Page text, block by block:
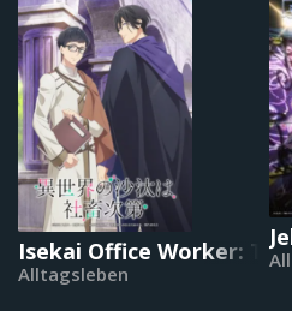
Isekai Office Worker:
Alltagsleben